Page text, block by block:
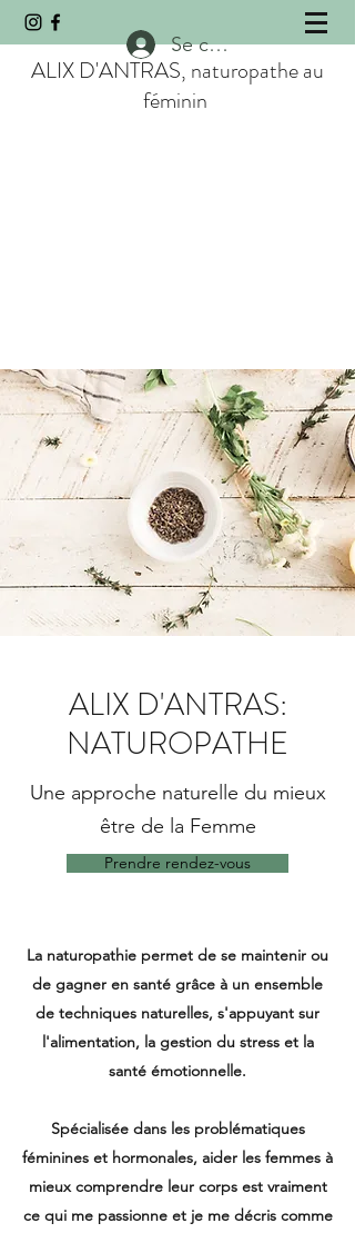
ALIX D'ANTRAS, naturopathe au
féminin
Se connecter
ALIX D'ANTRAS:
NATUROPATHE
Une approche naturelle du mieux
être de la Femme
Prendre rendez-vous
La naturopathie permet de se maintenir ou
de gagner en santé grâce à un ensemble
de techniques naturelles, s'appuyant sur
l'alimentation, la gestion du stress et la
santé émotionnelle.
Spécialisée dans les problématiques
féminines et hormonales, aider les femmes à
mieux comprendre leur corps est vraiment
ce qui me passionne et je me décris comme